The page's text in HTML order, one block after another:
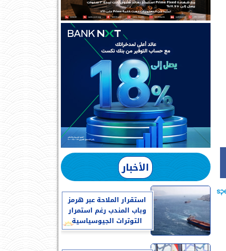
الأخبار
استقرار الملاحة عبر هرمز
وباب المندب رغم استمرار
التوترات الجيوسياسية